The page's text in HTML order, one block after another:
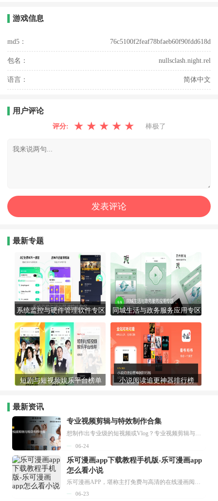
游戏信息
md5： 76c5100f2feaf78bfaeb60f90fdd618d
包名： nullsclash.night.rel
语言： 简体中文
用户评论
评分: ★ ★ ★ ★ ★ 棒极了
最新专题
系统监控与硬件管理软件专区 同城生活与政务服务应用专区
短剧与短视频娱乐平台榜单 小说阅读追更神器排行榜
最新资讯
专业视频剪辑与特效制作合集
想制作出专业级的短视频或Vlog？专业视频剪辑与特效制作大全专题为你提供了从剪辑、抠像到特效包装的全套解决方案。无论是添加炫酷的片头、进行精准的视频抠图，还是制...
06-24
乐可漫画app下载教程手机版-乐可漫画app
怎么看小说
乐可漫画APP，堪称主打免费与高清的在线漫画阅读神器。其官方版提供海量完整版漫画资源，无论是国内漫画，还是日漫、韩漫、台漫、美漫等国外漫画，应有尽有，随时供你阅读。只需轻点一下，便能直接进入阅读界面。不仅如此，乐可漫画最新版本更新速度极快，在这里，你总能抢先看到全网一手漫画章节内容！...
06-23